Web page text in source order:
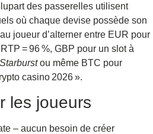
des passerelles utilisent
où chaque devise possède son
joueur d’alterner entre EUR pour
= 96 %, GBP pour un slot à
Starburstou même BTC pour
casino 2026 ».
les joueurs
– aucun besoin de créer